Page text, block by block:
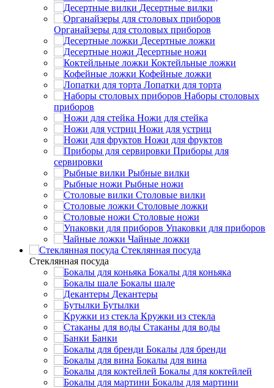
Десертные вилки
Органайзеры для столовых приборов
Десертные ложки
Десертные ножи
Коктейльные ложки
Кофейные ложки
Лопатки для торта
Наборы столовых
приборов
Ножи для стейка
Ножи для устриц
Ножи для фруктов
Приборы для
сервировки
Рыбные вилки
Рыбные ножи
Столовые вилки
Столовые ложки
Столовые ножи
Упаковки для приборов
Чайные ложки
Стеклянная посуда
Стеклянная посуда
Бокалы для коньяка
Бокалы шале
Декантеры
Бутылки
Кружки из стекла
Стаканы для воды
Банки
Бокалы для бренди
Бокалы для вина
Бокалы для коктейлей
Бокалы для мартини